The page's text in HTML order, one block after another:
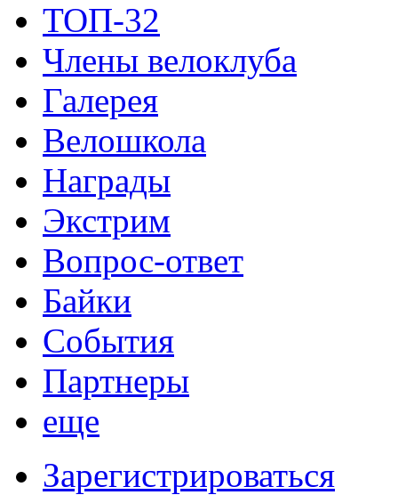
ТОП-32
Члены велоклуба
Галерея
Велошкола
Награды
Экстрим
Вопрос-ответ
Байки
События
Партнеры
еще
Зарегистрироваться